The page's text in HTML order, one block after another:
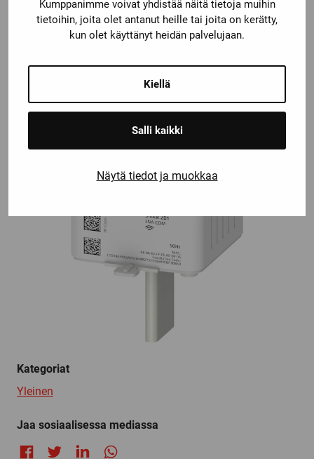
Kumppanimme voivat yhdistää näitä tietoja muihin
tietoihin, joita olet antanut heille tai joita on kerätty,
kun olet käyttänyt heidän palvelujaan.
Kiellä
Salli kaikki
Näytä tiedot ja muokkaa
Kategoriat
Yleinen
Jaa sosiaalisessa mediassa